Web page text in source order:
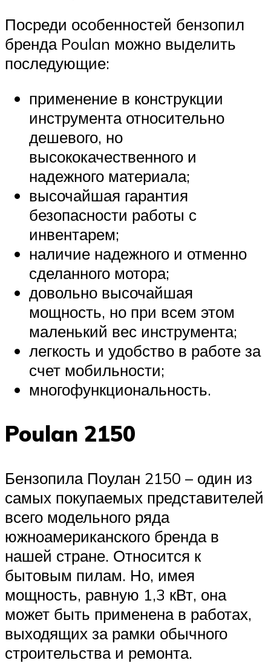
Посреди особенностей бензопил
бренда Poulan можно выделить
последующие:
применение в конструкции
инструмента относительно
дешевого, но
высококачественного и
надежного материала;
высочайшая гарантия
безопасности работы с
инвентарем;
наличие надежного и отменно
сделанного мотора;
довольно высочайшая
мощность, но при всем этом
маленький вес инструмента;
легкость и удобство в работе за
счет мобильности;
многофункциональность.
Poulan 2150
Бензопила Поулан 2150 – один из
самых покупаемых представителей
всего модельного ряда
южноамериканского бренда в
нашей стране. Относится к
бытовым пилам. Но, имея
мощность, равную 1,3 кВт, она
может быть применена в работах,
выходящих за рамки обычного
строительства и ремонта.